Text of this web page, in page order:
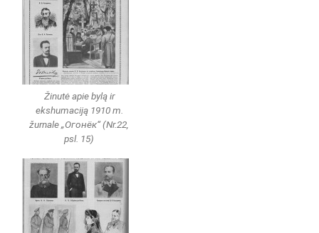
Žinutė apie bylą ir
ekshumaciją 1910 m.
žurnale „Огонёк“ (Nr.22,
psl. 15)